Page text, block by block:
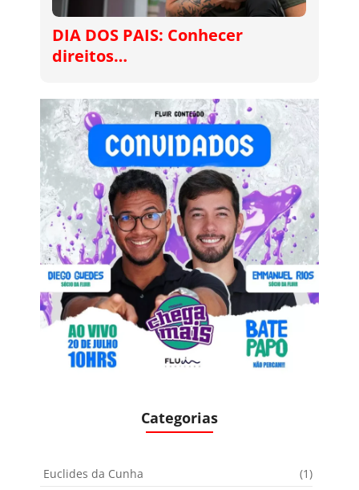
DIA DOS PAIS: Conhecer
direitos…
Categorias
Euclides da Cunha
(1)